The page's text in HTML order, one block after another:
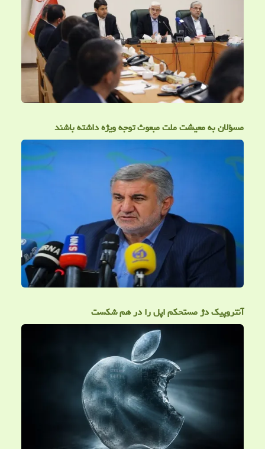
مسؤلان به معیشت ملت مبعوث توجه ویژه داشته باشند
آنتروپیک دژ مستحکم اپل را در هم شکست